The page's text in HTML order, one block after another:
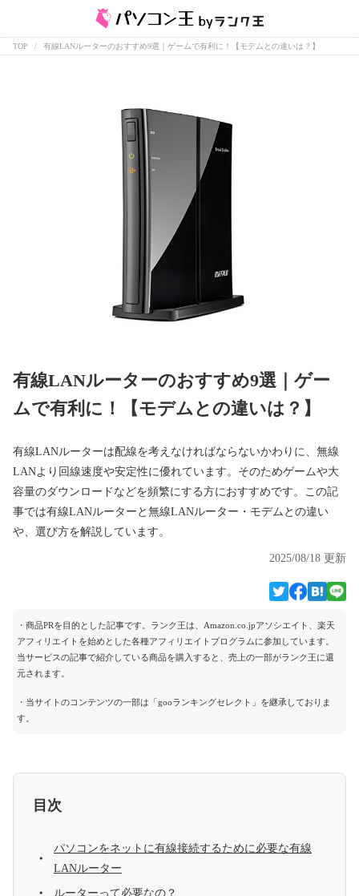
TOP 有線LANルーターのおすすめ9選｜ゲームで有利に！【モデムとの違いは？】
有線LANルーターのおすすめ9選｜ゲー
ムで有利に！【モデムとの違いは？】
有線LANルーターは配線を考えなければならないかわりに、無線
LANより回線速度や安定性に優れています。そのためゲームや大
容量のダウンロードなどを頻繁にする方におすすめです。この記
事では有線LANルーターと無線LANルーター・モデムとの違い
や、選び方を解説しています。
2025/08/18 更新
・商品PRを目的とした記事です。ランク王は、Amazon.co.jpアソシエイト、楽天
アフィリエイトを始めとした各種アフィリエイトプログラムに参加しています。
当サービスの記事で紹介している商品を購入すると、売上の一部がランク王に還
元されます。
・当サイトのコンテンツの一部は「gooランキングセレクト」を継承しておりま
す。
目次
パソコンをネットに有線接続するために必要な有線
LANルーター
ルーターって必要なの？